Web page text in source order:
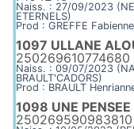
Naiss. : 27/09/2023
ETERNELS)
Prod : GREFFE
1097 ULLANE
250269610774680
Naiss. : 09/07/2023
BRAULT'CADORS)
Prod : BRAULT
1098 UNE
250269590983810